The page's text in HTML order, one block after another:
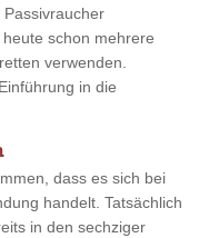
schon mehrere
verwenden.
in die
dass es sich bei
handelt. Tatsächlich
in den sechziger